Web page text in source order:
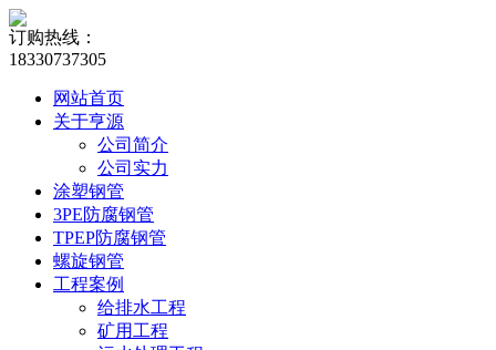
订购热线：
18330737305
网站首页
关于亨源
公司简介
公司实力
涂塑钢管
3PE防腐钢管
TPEP防腐钢管
螺旋钢管
工程案例
给排水工程
矿用工程